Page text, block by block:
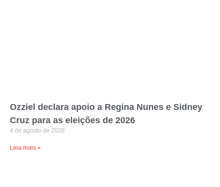
Ozziel declara apoio a Regina Nunes e Sidney
Cruz para as eleições de 2026
4 de agosto de 2026
Leia mais »